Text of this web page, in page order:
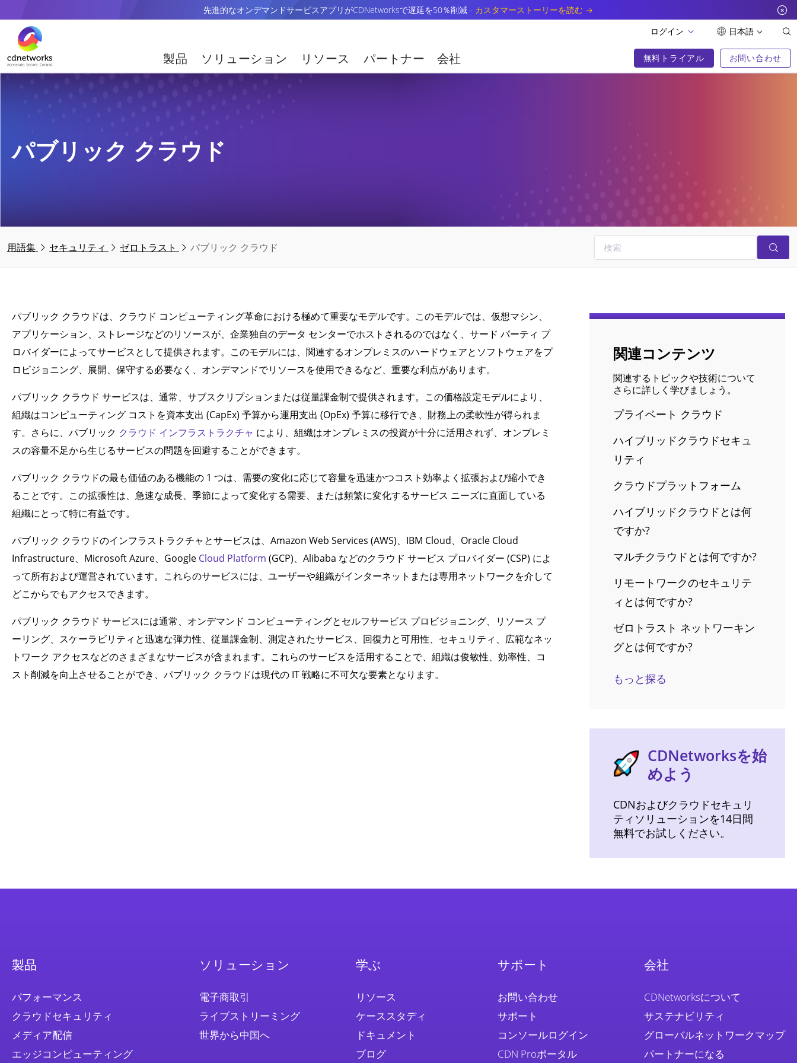
先進的なオンデマンドサービスアプリがCDNetworksで遅延を50％削減 - カスタマーストーリーを読む
ログイン
日本語
製品 ソリューション リソース パートナー 会社 無料トライアル お問い合わせ
パブリック クラウド
用語集 セキュリティ ゼロトラスト パブリック クラウド
パブリック クラウドは、クラウド コンピューティング革命における極めて重要なモデルです。このモデルでは、仮想マシン、
アプリケーション、ストレージなどのリソースが、企業独自のデータ センターでホストされるのではなく、サード パーティ プ
ロバイダーによってサービスとして提供されます。このモデルには、関連するオンプレミスのハードウェアとソフトウェアをプ
ロビジョニング、展開、保守する必要なく、オンデマンドでリソースを使用できるなど、重要な利点があります。
パブリック クラウド サービスは、通常、サブスクリプションまたは従量課金制で提供されます。この価格設定モデルにより、
組織はコンピューティング コストを資本支出 (CapEx) 予算から運用支出 (OpEx) 予算に移行でき、財務上の柔軟性が得られま
す。さらに、パブリック クラウド インフラストラクチャ により、組織はオンプレミスの投資が十分に活用されず、オンプレミ
スの容量不足から生じるサービスの問題を回避することができます。
パブリック クラウドの最も価値のある機能の 1 つは、需要の変化に応じて容量を迅速かつコスト効率よく拡張および縮小でき
ることです。この拡張性は、急速な成長、季節によって変化する需要、または頻繁に変化するサービス ニーズに直面している
組織にとって特に有益です。
パブリック クラウドのインフラストラクチャとサービスは、Amazon Web Services (AWS)、IBM Cloud、Oracle Cloud
Infrastructure、Microsoft Azure、Google Cloud Platform (GCP)、Alibaba などのクラウド サービス プロバイダー (CSP) によ
って所有および運営されています。これらのサービスには、ユーザーや組織がインターネットまたは専用ネットワークを介して
どこからでもアクセスできます。
パブリック クラウド サービスには通常、オンデマンド コンピューティングとセルフサービス プロビジョニング、リソース プ
ーリング、スケーラビリティと迅速な弾力性、従量課金制、測定されたサービス、回復力と可用性、セキュリティ、広範なネッ
トワーク アクセスなどのさまざまなサービスが含まれます。これらのサービスを活用することで、組織は俊敏性、効率性、コ
スト削減を向上させることができ、パブリック クラウドは現代の IT 戦略に不可欠な要素となります。
関連コンテンツ
関連するトピックや技術について
さらに詳しく学びましょう。
プライベート クラウド
ハイブリッドクラウドセキュ
リティ
クラウドプラットフォーム
ハイブリッドクラウドとは何
ですか?
マルチクラウドとは何ですか?
リモートワークのセキュリテ
ィとは何ですか?
ゼロトラスト ネットワーキン
グとは何ですか?
もっと探る
CDNetworksを始
めよう
CDNおよびクラウドセキュリ
ティソリューションを14日間
無料でお試しください。
製品
パフォーマンス
クラウドセキュリティ
メディア配信
エッジコンピューティング
ソリューション
電子商取引
ライブストリーミング
世界から中国へ
学ぶ
リソース
ケーススタディ
ドキュメント
ブログ
サポート
お問い合わせ
サポート
コンソールログイン
CDN Proポータル
会社
CDNetworksについて
サステナビリティ
グローバルネットワークマップ
パートナーになる